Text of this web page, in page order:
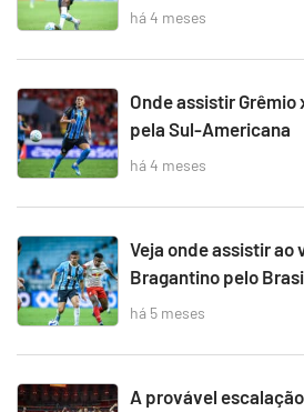
há 4 meses
Onde assistir
pela Sul-Americana
há 4 meses
Veja onde assistir ao
Bragantino pelo
há 5 meses
A provável